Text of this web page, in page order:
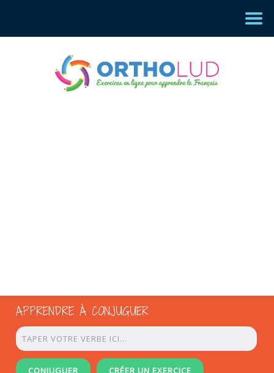
APPRENDRE À CONJUGUER
CONJUGUER CRÉER UN EXERCICE